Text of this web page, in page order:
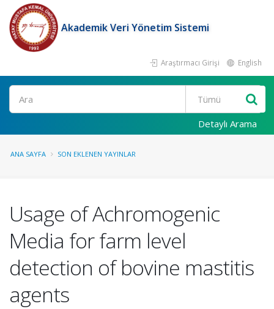
Akademik Veri Yönetim Sistemi
Araştırmacı Girişi English
Ara
Detaylı Arama
ANA SAYFA SON EKLENEN YAYINLAR
Usage of Achromogenic
Media for farm level
detection of bovine mastitis
agents